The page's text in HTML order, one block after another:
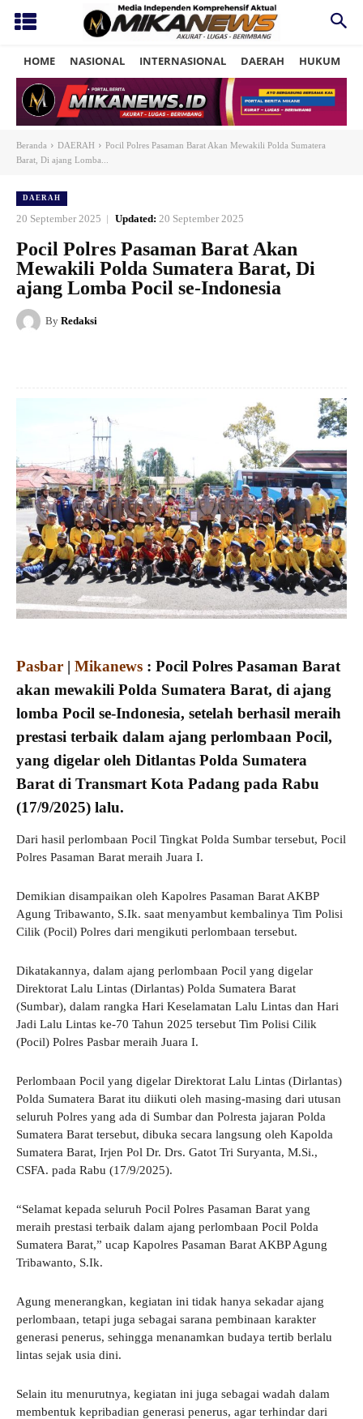
HOME NASIONAL INTERNASIONAL DAERAH HUKUM
Beranda DAERAH
Pocil Polres Pasaman Barat Akan Mewakili Polda Sumatera
Barat, Di ajang Lomba...
DAERAH
20 September 2025 Updated: 20 September 2025
Pocil Polres Pasaman Barat Akan
Mewakili Polda Sumatera Barat, Di
ajang Lomba Pocil se-Indonesia
By Redaksi
Pasbar | Mikanews : Pocil Polres Pasaman Barat
akan mewakili Polda Sumatera Barat, di ajang
lomba Pocil se-Indonesia, setelah berhasil meraih
prestasi terbaik dalam ajang perlombaan Pocil,
yang digelar oleh Ditlantas Polda Sumatera
Barat di Transmart Kota Padang pada Rabu
(17/9/2025) lalu.
Dari hasil perlombaan Pocil Tingkat Polda Sumbar tersebut, Pocil
Polres Pasaman Barat meraih Juara I.
Demikian disampaikan oleh Kapolres Pasaman Barat AKBP
Agung Tribawanto, S.Ik. saat menyambut kembalinya Tim Polisi
Cilik (Pocil) Polres dari mengikuti perlombaan tersebut.
Dikatakannya, dalam ajang perlombaan Pocil yang digelar
Direktorat Lalu Lintas (Dirlantas) Polda Sumatera Barat
(Sumbar), dalam rangka Hari Keselamatan Lalu Lintas dan Hari
Jadi Lalu Lintas ke-70 Tahun 2025 tersebut Tim Polisi Cilik
(Pocil) Polres Pasbar meraih Juara I.
Perlombaan Pocil yang digelar Direktorat Lalu Lintas (Dirlantas)
Polda Sumatera Barat itu diikuti oleh masing-masing dari utusan
seluruh Polres yang ada di Sumbar dan Polresta jajaran Polda
Sumatera Barat tersebut, dibuka secara langsung oleh Kapolda
Sumatera Barat, Irjen Pol Dr. Drs. Gatot Tri Suryanta, M.Si.,
CSFA. pada Rabu (17/9/2025).
“Selamat kepada seluruh Pocil Polres Pasaman Barat yang
meraih prestasi terbaik dalam ajang perlombaan Pocil Polda
Sumatera Barat,” ucap Kapolres Pasaman Barat AKBP Agung
Tribawanto, S.Ik.
Agung menerangkan, kegiatan ini tidak hanya sekadar ajang
perlombaan, tetapi juga sebagai sarana pembinaan karakter
generasi penerus, sehingga menanamkan budaya tertib berlalu
lintas sejak usia dini.
Selain itu menurutnya, kegiatan ini juga sebagai wadah dalam
membentuk kepribadian generasi penerus, agar terhindar dari